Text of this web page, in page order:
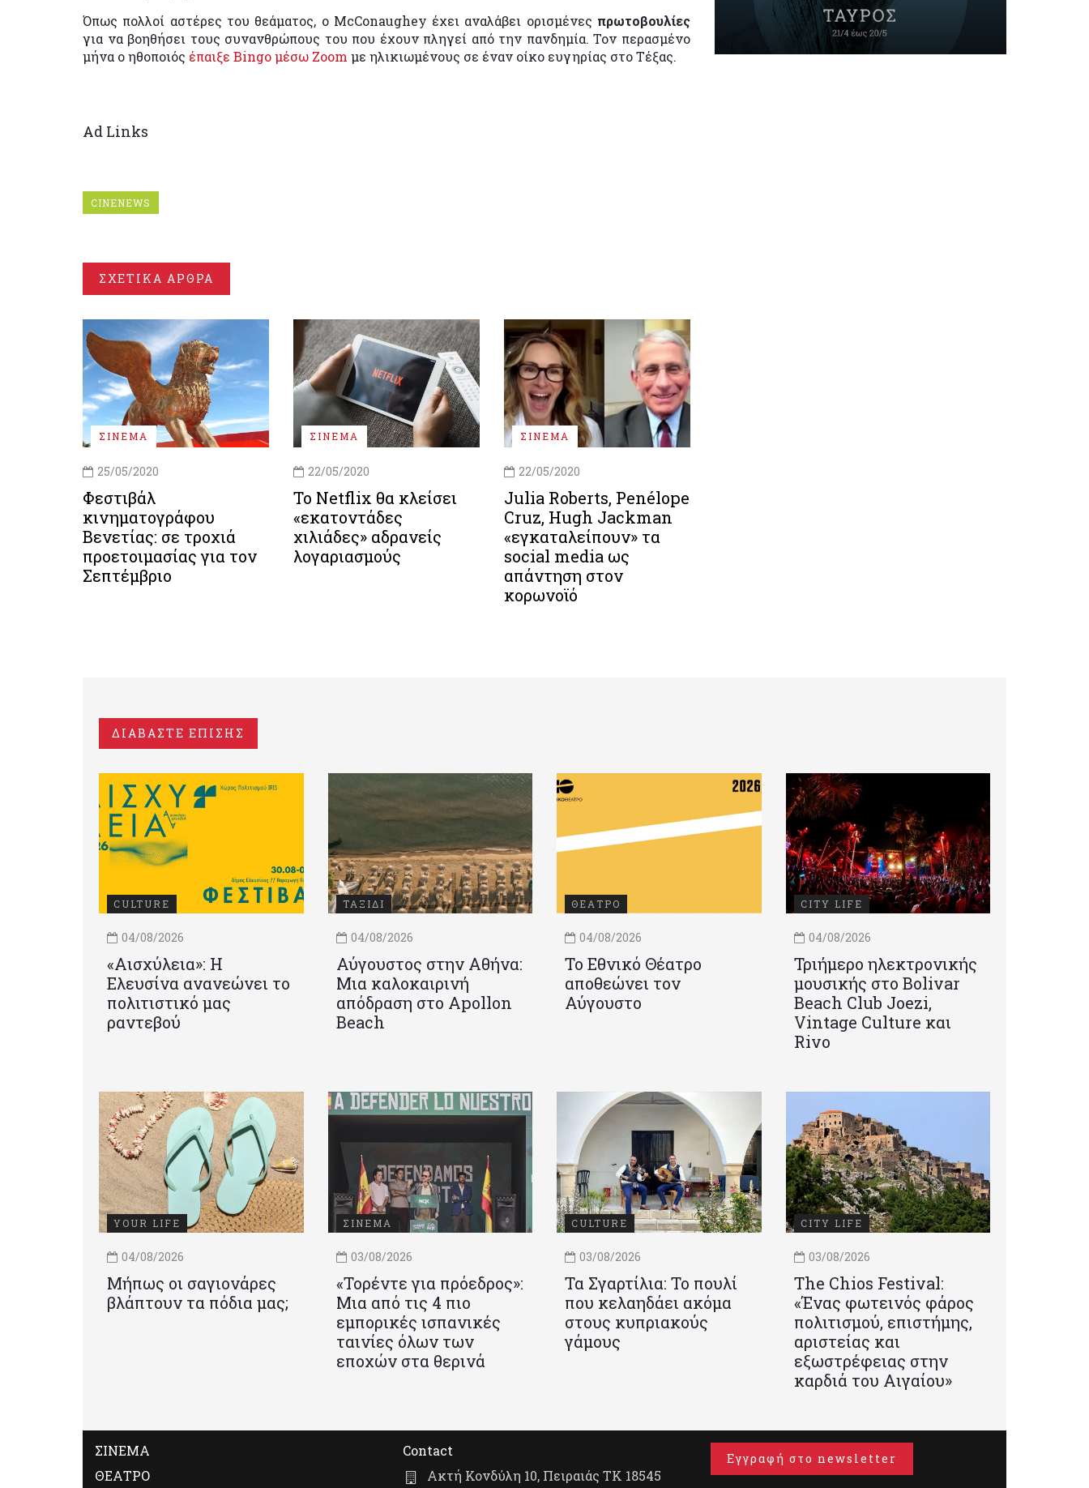
Όπως πολλοί αστέρες του θεάματος, ο McConaughey έχει αναλάβει ορισμένες πρωτοβουλίες
για να βοηθήσει τους συνανθρώπους του που έχουν πληγεί από την πανδημία. Τον περασμένο
μήνα ο ηθοποιός έπαιξε Bingo μέσω Zoom με ηλικιωμένους σε έναν οίκο ευγηρίας στο Τέξας.
Ad Links
CINENEWS
ΣΧΕΤΙΚΑ ΑΡΘΡΑ
ΣΙΝΕΜΑ
25/05/2020
Φεστιβάλ
κινηματογράφου
Βενετίας: σε τροχιά
προετοιμασίας για τον
Σεπτέμβριο
ΣΙΝΕΜΑ
22/05/2020
Το Netflix θα κλείσει
«εκατοντάδες
χιλιάδες» αδρανείς
λογαριασμούς
ΣΙΝΕΜΑ
22/05/2020
Julia Roberts, Penélope
Cruz, Hugh Jackman
«εγκαταλείπουν» τα
social media ως
απάντηση στον
κορωνοϊό
ΔΙΑΒΑΣΤΕ ΕΠΙΣΗΣ
CULTURE
04/08/2026
«Αισχύλεια»: Η
Ελευσίνα ανανεώνει το
πολιτιστικό μας
ραντεβού
ΤΑΞΙΔΙ
04/08/2026
Αύγουστος στην Αθήνα:
Μια καλοκαιρινή
απόδραση στο Apollon
Beach
ΘΕΑΤΡΟ
04/08/2026
Το Εθνικό Θέατρο
αποθεώνει τον
Αύγουστο
CITY LIFE
04/08/2026
Τριήμερο ηλεκτρονικής
μουσικής στο Bolivar
Beach Club Joezi,
Vintage Culture και
Rivo
YOUR LIFE
04/08/2026
Μήπως οι σαγιονάρες
βλάπτουν τα πόδια μας;
ΣΙΝΕΜΑ
03/08/2026
«Τορέντε για πρόεδρος»:
Mια από τις 4 πιο
εμπορικές ισπανικές
ταινίες όλων των
εποχών στα θερινά
CULTURE
03/08/2026
Τα Σγαρτίλια: Το πουλί
που κελαηδάει ακόμα
στους κυπριακούς
γάμους
CITY LIFE
03/08/2026
Τhe Chios Festival:
«Ένας φωτεινός φάρος
πολιτισμού, επιστήμης,
αριστείας και
εξωστρέφειας στην
καρδιά του Αιγαίου»
ΣΙΝΕΜΑ
ΘΕΑΤΡΟ
Contact
Ακτή Κονδύλη 10, Πειραιάς ΤΚ 18545
Εγγραφή στο newsletter